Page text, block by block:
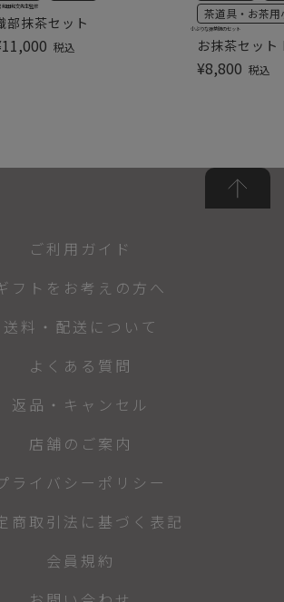
部抹茶セット
11,000 税込
和田和文先生監修
お抹茶セッ
茶道具・お茶用
¥8,800 税込
小ぶりな抹茶碗のセット
ご利用ガイド
フトをお考えの方へ
送料・配送について
よくある質問
返品・キャンセル
店舗のご案内
ライバシーポリシー
商取引法に基づく表記
会員規約